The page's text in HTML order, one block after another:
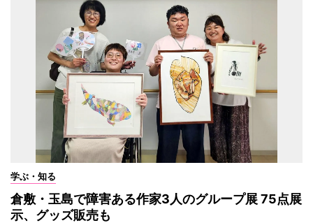
学ぶ・知る
倉敷・玉島で障害ある作家3人のグループ展 75点展
示、グッズ販売も